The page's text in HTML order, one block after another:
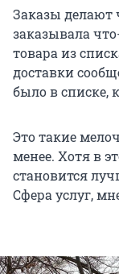
Заказы делают
заказывала
товара из
доставки
было в списке,
Это такие
менее. Хотя в
становится
Сфера услуг,